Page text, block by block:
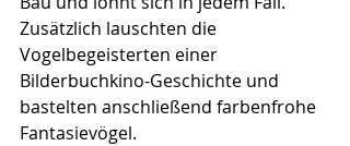
Zusätzlich lauschten die
Vogelbegeisterten einer
Bilderbuchkino-Geschichte und
bastelten anschließend farbenfrohe
Fantasievögel.